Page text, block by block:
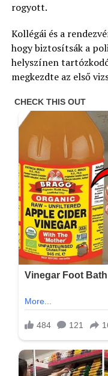
rogyott.
Kollégái és a
hogy biztosítsák a
helyszínen
megkezdte az első